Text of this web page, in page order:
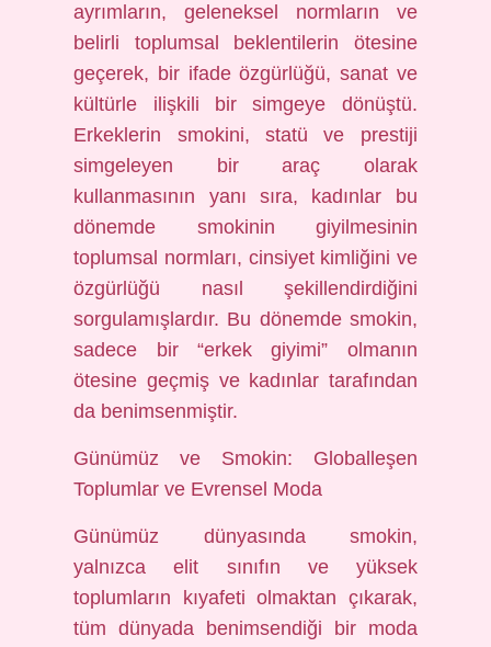
ayrımların, geleneksel normların ve
belirli toplumsal beklentilerin ötesine
geçerek, bir ifade özgürlüğü, sanat ve
kültürle ilişkili bir simgeye dönüştü.
Erkeklerin smokini, statü ve prestiji
simgeleyen bir araç olarak
kullanmasının yanı sıra, kadınlar bu
dönemde smokinin giyilmesinin
toplumsal normları, cinsiyet kimliğini ve
özgürlüğü nasıl şekillendirdiğini
sorgulamışlardır. Bu dönemde smokin,
sadece bir “erkek giyimi” olmanın
ötesine geçmiş ve kadınlar tarafından
da benimsenmiştir.
Günümüz ve Smokin: Globalleşen
Toplumlar ve Evrensel Moda
Günümüz dünyasında smokin,
yalnızca elit sınıfın ve yüksek
toplumların kıyafeti olmaktan çıkarak,
tüm dünyada benimsendiği bir moda